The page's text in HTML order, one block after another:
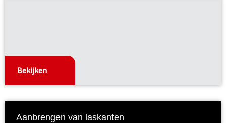
Bekijken
Aanbrengen van laskanten